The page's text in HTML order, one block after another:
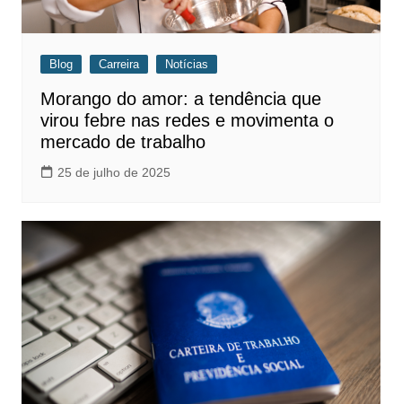
Blog Carreira Notícias
Morango do amor: a tendência que
virou febre nas redes e movimenta o
mercado de trabalho
25 de julho de 2025